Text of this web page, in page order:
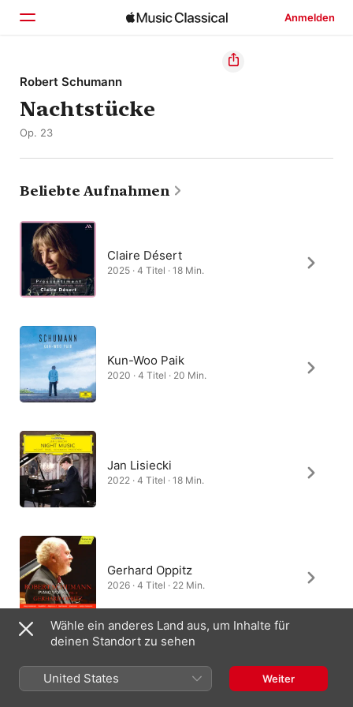
Anmelden
Startseite
Entdecken
Robert Schumann
Nachtstücke
Op. 23
Beliebte Aufnahmen
Claire Désert
2025 · 4 Titel · 18 Min.
Kun-Woo Paik
2020 · 4 Titel · 20 Min.
Jan Lisiecki
2022 · 4 Titel · 18 Min.
Gerhard Oppitz
2026 · 4 Titel · 22 Min.
Karl Engel
1990 · 4 Titel · 20 Min.
Wähle ein anderes Land aus, um Inhalte für
deinen Standort zu sehen
United States Weiter